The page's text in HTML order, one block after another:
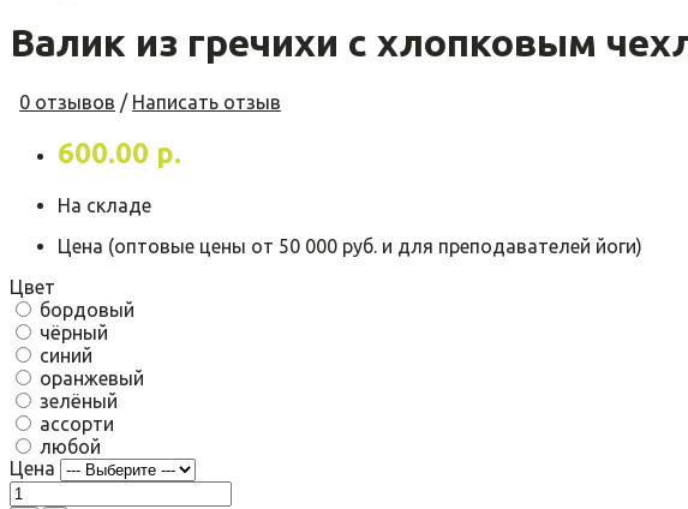
Валик из гречихи с хлопковым
0 отзывов / Написать отзыв
600.00 р.
На складе
Цена (оптовые цены от 50 000 руб. и для преподавателей йоги)
Цвет
бордовый
чёрный
синий
оранжевый
зелёный
ассорти
любой
Цена